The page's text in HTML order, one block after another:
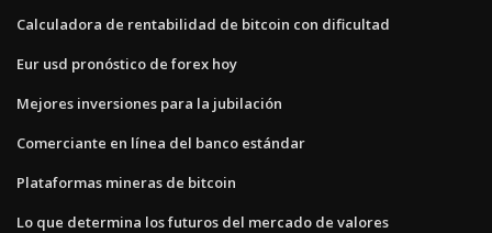
Calculadora de rentabilidad de bitcoin con dificultad
Eur usd pronóstico de forex hoy
Mejores inversiones para la jubilación
Comerciante en línea del banco estándar
Plataformas mineras de bitcoin
Lo que determina los futuros del mercado de valores